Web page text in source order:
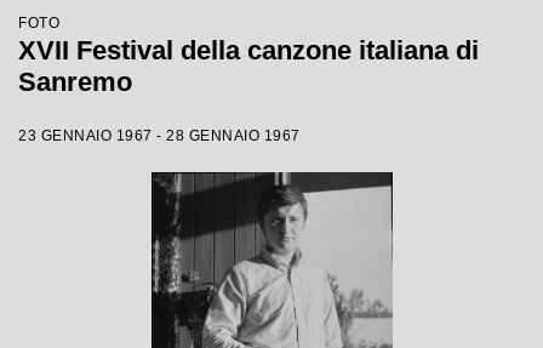
FOTO
XVII Festival della canzone italiana di
Sanremo
23 GENNAIO 1967 - 28 GENNAIO 1967